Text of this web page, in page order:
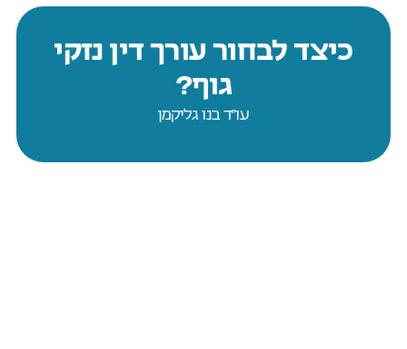
כיצד לבחור עורך דין נזקי
גוף?
עו״ד בנו גליקמן